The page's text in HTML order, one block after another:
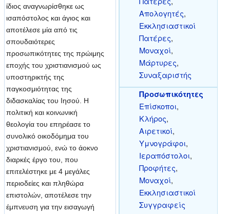
ίδιος αναγνωρίσθηκε ως
ισαπόστολος και άγιος και
αποτέλεσε μία από τις
σπουδαιότερες
προσωπικότητες της πρώιμης
εποχής του χριστιανισμού ως
υποστηρικτής της
παγκοσμιότητας της
διδασκαλίας του Ιησού. Η
πολιτική και κοινωνική
θεολογία του επηρέασε το
συνολικό οικοδόμημα του
χριστιανισμού, ενώ το άοκνο
διαρκές έργο του, που
επιτελέστηκε με 4 μεγάλες
περιοδείες και πληθώρα
επιστολών, αποτέλεσε την
έμπνευση για την εισαγωγή
Απολογητές,
Εκκλησιαστικοί
Πατέρες,
Μοναχοί,
Μάρτυρες,
Συναξαριστής
Προσωπικότητες
Επίσκοποι,
Κλήρος,
Αιρετικοί,
Υμνογράφοι,
Ιεραπόστολοι,
Προφήτες,
Μοναχοί,
Εκκλησιαστικοί
Συγγραφείς